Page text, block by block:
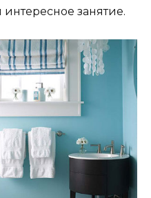
интересное занятие.